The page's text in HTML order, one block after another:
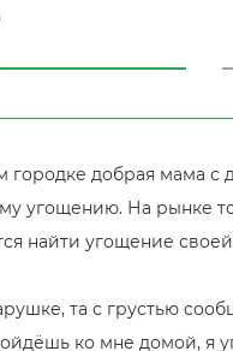
добрая мама с
угощению. На рынке
найти угощение
та с грустью
ко мне домой, я